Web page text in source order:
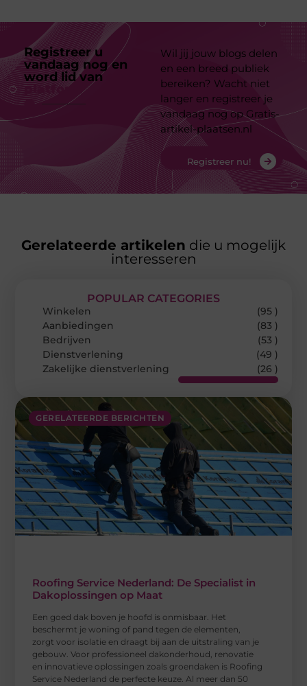
Registreer u
vandaag nog en
word lid van
platform
Wil jij jouw blogs delen
en een breed publiek
bereiken? Wacht niet
langer en registreer je
vandaag nog op Gratis-
artikel-plaatsen.nl
Registreer nu!
Gerelateerde artikelen die u mogelijk
interesseren
GERELATEERDE BERICHTEN
Roofing Service Nederland: De Specialist in
Dakoplossingen op Maat
Een goed dak boven je hoofd is onmisbaar. Het
beschermt je woning of pand tegen de elementen,
zorgt voor isolatie en draagt bij aan de uitstraling van je
gebouw. Voor professioneel dakonderhoud, renovatie
en innovatieve oplossingen zoals groendaken is Roofing
Service Nederland de perfecte keuze. Al meer dan 50
POPULAR CATEGORIES
Winkelen
(95 )
Aanbiedingen
(83 )
Bedrijven
(53 )
Dienstverlening
(49 )
Zakelijke dienstverlening
(26 )